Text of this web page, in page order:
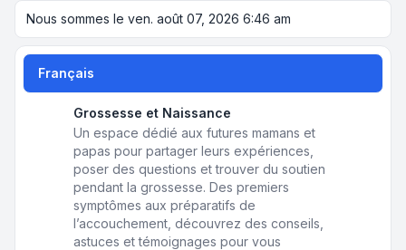
Nous sommes le ven. août 07, 2026 6:46 am
Français
Grossesse et Naissance
Un espace dédié aux futures mamans et
papas pour partager leurs expériences,
poser des questions et trouver du soutien
pendant la grossesse. Des premiers
symptômes aux préparatifs de
l’accouchement, découvrez des conseils,
astuces et témoignages pour vous